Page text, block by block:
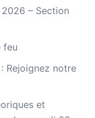
– Section
feu
Rejoignez notre
et